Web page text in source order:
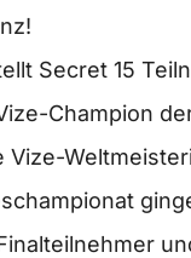
Secret 15
Champion
Vize-